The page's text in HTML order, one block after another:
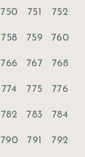
750 751 752
758 759 760
766 767 768
774 775 776
782 783 784
790 791 792